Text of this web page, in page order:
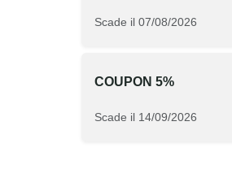
Scade il 07/08/2026
COUPON 5%
Scade il 14/09/2026